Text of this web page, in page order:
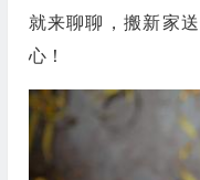
就来聊聊，搬新家
心！